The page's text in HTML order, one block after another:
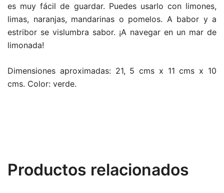
es muy fácil de guardar. Puedes usarlo con limones,
limas, naranjas, mandarinas o pomelos. A babor y a
estribor se vislumbra sabor. ¡A navegar en un mar de
limonada!
Dimensiones aproximadas: 21, 5 cms x 11 cms x 10
cms. Color: verde.
Productos relacionados